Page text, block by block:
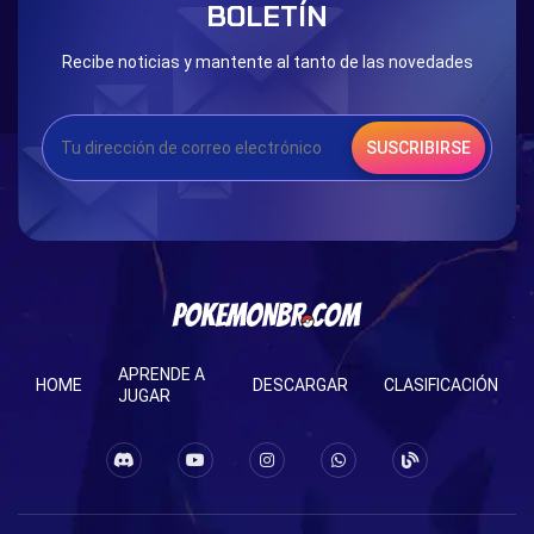
BOLETÍN
Recibe noticias y mantente al tanto de las novedades
SUSCRIBIRSE
HOME
APRENDE A
JUGAR
DESCARGAR CLASIFICACIÓN